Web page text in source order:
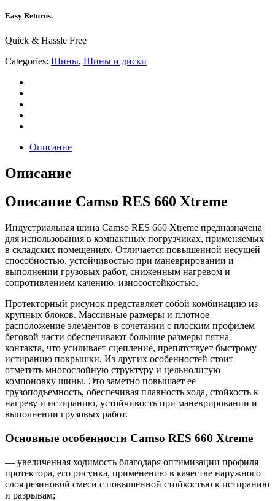
Easy Returns.
Quick & Hassle Free
Categories: Шины, Шины и диски
Описание
Описание
Описание Camso RES 660 Xtreme
Индустриальная шина Camso RES 660 Xtreme предназначена
для использования в компактных погрузчиках, применяемых
в складских помещениях. Отличается повышенной несущей
способностью, устойчивостью при маневрировании и
выполнении грузовых работ, сниженным нагревом и
сопротивлением качению, износостойкостью.
Протекторный рисунок представляет собой комбинацию из
крупных блоков. Массивные размеры и плотное
расположение элементов в сочетании с плоским профилем
беговой части обеспечивают большие размеры пятна
контакта, что усиливает сцепление, препятствует быстрому
истиранию покрышки. Из других особенностей стоит
отметить многослойную структуру и цельнолитую
компоновку шины. Это заметно повышает ее
грузоподъемность, обеспечивая плавность хода, стойкость к
нагреву и истиранию, устойчивость при маневрировании и
выполнении грузовых работ.
Основные особенности Camso RES 660 Xtreme
— увеличенная ходимость благодаря оптимизации профиля
протектора, его рисунка, применению в качестве наружного
слоя резиновой смеси с повышенной стойкостью к истиранию
и разрывам;